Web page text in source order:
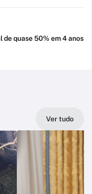
quase 50% em 4 anos
Ver tudo